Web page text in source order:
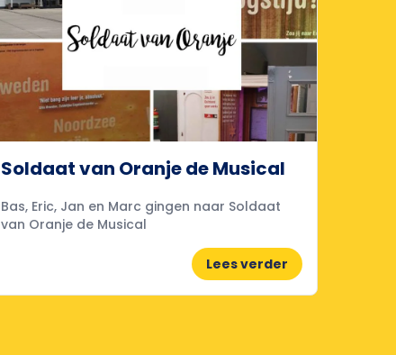
Soldaat van Oranje de Musical
Bas, Eric, Jan en Marc gingen naar Soldaat
van Oranje de Musical
Lees verder